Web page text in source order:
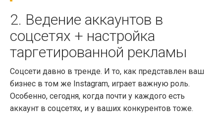
2. Ведение аккаунтов в
соцсетях + настройка
таргетированной рекламы
Соцсети давно в тренде. И то, как представлен ваш
бизнес в том же Instagram, играет важную роль.
Особенно, сегодня, когда почти у каждого есть
аккаунт в соцсетях, и у ваших конкурентов тоже.